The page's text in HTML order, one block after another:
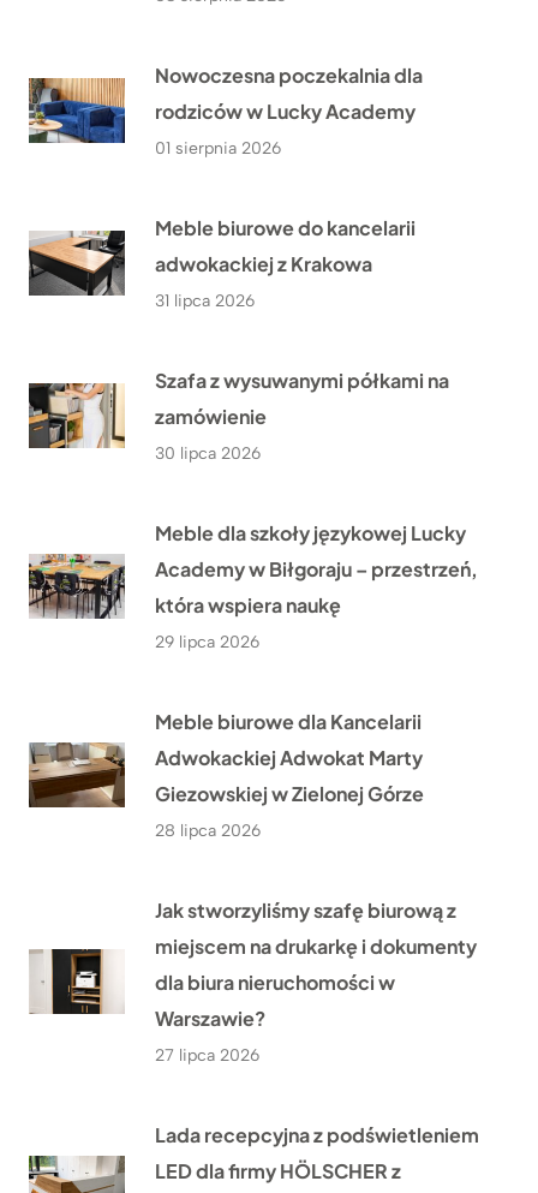
Nowoczesna poczekalnia dla
rodziców w Lucky Academy
01 sierpnia 2026
Meble biurowe do kancelarii
adwokackiej z Krakowa
31 lipca 2026
Szafa z wysuwanymi półkami na
zamówienie
30 lipca 2026
Meble dla szkoły językowej Lucky
Academy w Biłgoraju – przestrzeń,
która wspiera naukę
29 lipca 2026
Meble biurowe dla Kancelarii
Adwokackiej Adwokat Marty
Giezowskiej w Zielonej Górze
28 lipca 2026
Jak stworzyliśmy szafę biurową z
miejscem na drukarkę i dokumenty
dla biura nieruchomości w
Warszawie?
27 lipca 2026
Lada recepcyjna z podświetleniem
LED dla firmy HÖLSCHER z